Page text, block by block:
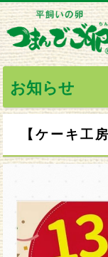
お知らせ
【ケーキ工